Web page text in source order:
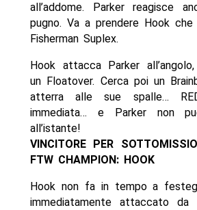
all’addome. Parker reagisce
pugno. Va a prendere Hook
Fisherman Suplex.
Hook attacca Parker
un Floatover. Cerca poi un
atterra alle sue spalle…
immediata… e Parker non
all’istante!
VINCITORE PER
FTW CHAMPION: HOOK
Hook non fa in tempo a
immediatamente attaccato